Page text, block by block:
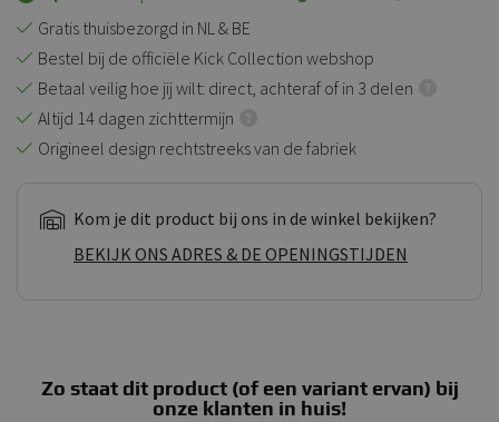
Gratis thuisbezorgd in NL & BE
Bestel bij de officiële Kick Collection webshop
Betaal veilig hoe jij wilt: direct, achteraf of in 3 delen
Altijd 14 dagen zichttermijn
Origineel design rechtstreeks van de fabriek
Kom je dit product bij ons in de winkel bekijken?
BEKIJK ONS ADRES & DE OPENINGSTIJDEN
Zo staat dit product (of een variant ervan) bij
onze klanten in huis!